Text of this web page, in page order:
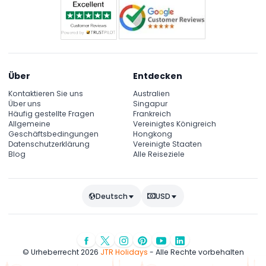
Über
Kontaktieren Sie uns
Über uns
Häufig gestellte Fragen
Allgemeine
Geschäftsbedingungen
Datenschutzerklärung
Blog
Entdecken
Australien
Singapur
Frankreich
Vereinigtes Königreich
Hongkong
Vereinigte Staaten
Alle Reiseziele
Deutsch USD
© Urheberrecht 2026 JTR Holidays - Alle Rechte vorbehalten